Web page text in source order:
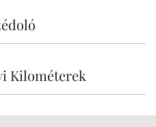
Kilométerek